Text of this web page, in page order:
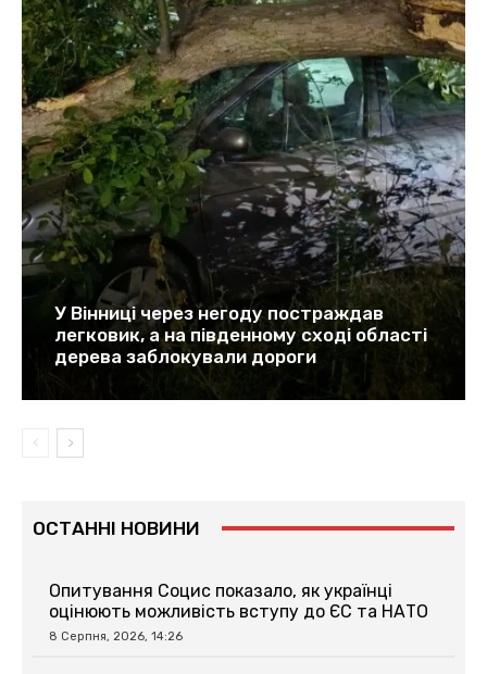
У Вінниці через негоду постраждав
легковик, а на південному сході області
дерева заблокували дороги
ОСТАННІ НОВИНИ
Опитування Социс показало, як українці
оцінюють можливість вступу до ЄС та НАТО
8 Серпня, 2026, 14:26